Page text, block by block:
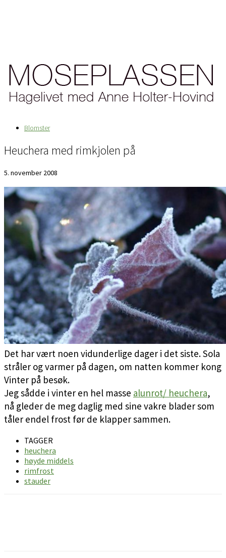
Blomster
Heuchera med rimkjolen på
5. november 2008
Det har vært noen vidunderlige dager i det siste. Sola
stråler og varmer på dagen, om natten kommer kong
Vinter på besøk.
Jeg sådde i vinter en hel masse alunrot/ heuchera,
nå gleder de meg daglig med sine vakre blader som
tåler endel frost før de klapper sammen.
TAGGER
heuchera
høyde middels
rimfrost
stauder